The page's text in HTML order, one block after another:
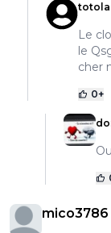
Le
le
cher
0+
mico3786